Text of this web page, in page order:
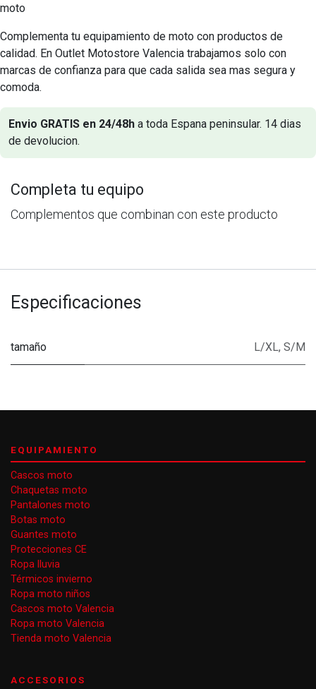
moto
Complementa tu equipamiento de moto con productos de
calidad. En Outlet Motostore Valencia trabajamos solo con
marcas de confianza para que cada salida sea mas segura y
comoda.
Envio GRATIS en 24/48h a toda Espana peninsular. 14 dias
de devolucion.
Completa tu equipo
Complementos que combinan con este producto
Especificaciones
tamaño L/XL, S/M
EQUIPAMIENTO
Cascos moto
Chaquetas moto
Pantalones moto
Botas moto
Guantes moto
Protecciones CE
Ropa lluvia
Térmicos invierno
Ropa moto niños
Cascos moto Valencia
Ropa moto Valencia
Tienda moto Valencia
ACCESORIOS